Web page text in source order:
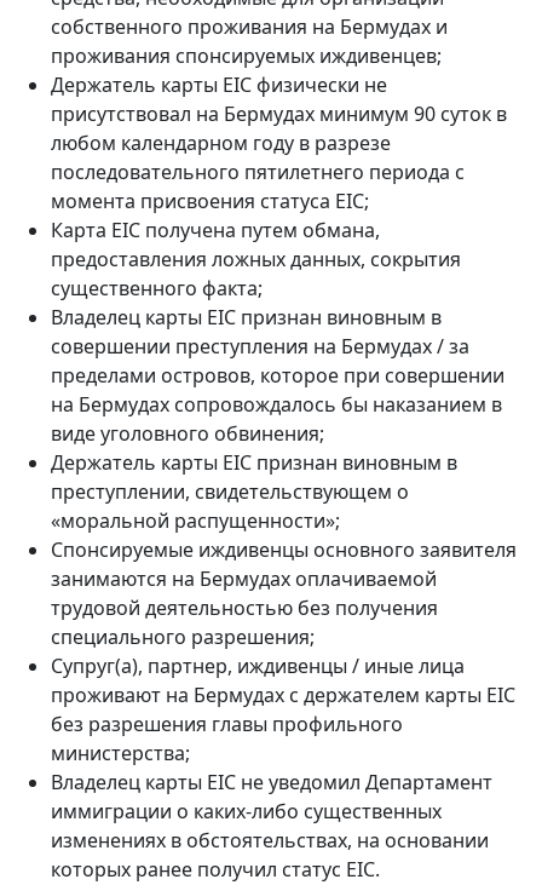
собственного проживания на Бермудах и
проживания спонсируемых иждивенцев;
Держатель карты EIC физически не
присутствовал на Бермудах минимум 90 суток в
любом календарном году в разрезе
последовательного пятилетнего периода с
момента присвоения статуса EIC;
Карта EIC получена путем обмана,
предоставления ложных данных, сокрытия
существенного факта;
Владелец карты EIC признан виновным в
совершении преступления на Бермудах / за
пределами островов, которое при совершении
на Бермудах сопровождалось бы наказанием в
виде уголовного обвинения;
Держатель карты EIC признан виновным в
преступлении, свидетельствующем о
«моральной распущенности»;
Спонсируемые иждивенцы основного заявителя
занимаются на Бермудах оплачиваемой
трудовой деятельностью без получения
специального разрешения;
Супруг(а), партнер, иждивенцы / иные лица
проживают на Бермудах с держателем карты EIC
без разрешения главы профильного
министерства;
Владелец карты EIC не уведомил Департамент
иммиграции о каких-либо существенных
изменениях в обстоятельствах, на основании
которых ранее получил статус EIC.